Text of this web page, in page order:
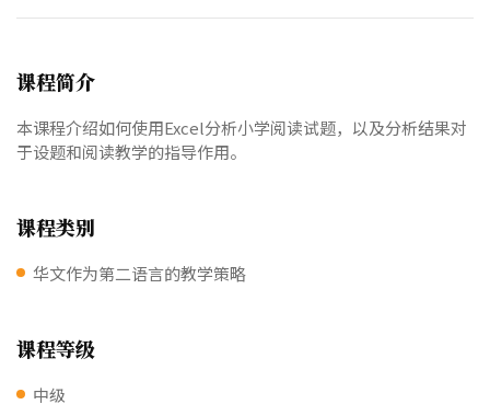
课程简介
本课程介绍如何使用Excel分析小学阅读试题，以及分析结果对
于设题和阅读教学的指导作用。
课程类别
华文作为第二语言的教学策略
课程等级
中级